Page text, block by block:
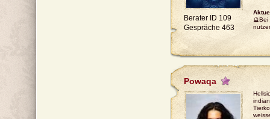
Berater ID 109
Gespräche 463
Powaqa